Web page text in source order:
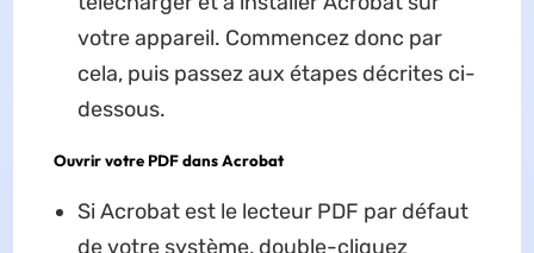
votre appareil. Commencez donc par
cela, puis passez aux étapes décrites ci-
dessous.
Ouvrir votre PDF dans Acrobat
Si Acrobat est le lecteur PDF par défaut
de votre système, double-cliquez